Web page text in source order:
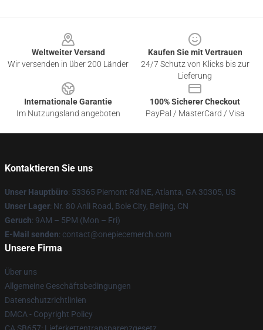
Weltweiter Versand
Wir versenden in über 200 Länder
Kaufen Sie mit Vertrauen
24/7 Schutz von Klicks bis zur
Lieferung
Internationale Garantie
Im Nutzungsland angeboten
100% Sicherer Checkout
PayPal / MasterCard / Visa
Kontaktieren Sie uns
Unser Hauptbüro: 53365 Piemont Rd NE, Atlanta, GA 30305, US
Unser Lager: Nr. 80 Anli Road, Bole City, Beijing, CN
Geruch: 9AM – 5PM (Mon – Fri)
E-Mail senden: contact@onepiecemerch.com
Unsere Firma
Über uns
Allgemeine Geschäftsbedingungen
Datenschutzrichtlinien
DMCA - Copyright Policy